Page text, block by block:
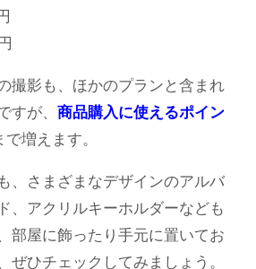
撮影も、ほかのプランと含まれ
すが、 商品購入に使えるポイン
で増えます。
、さまざまなデザインのアルバ
、アクリルキーホルダーなども
部屋に飾ったり手元に置いてお
ぜひチェックしてみましょう。